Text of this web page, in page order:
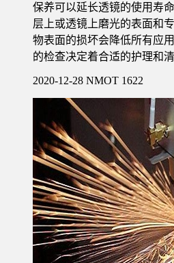
保养可以延长透镜的使用寿
层上或透镜上磨光的表面和
物表面的损坏会降低所有应
的检查决定着合适的护理和清
2020-12-28 NMOT 1622